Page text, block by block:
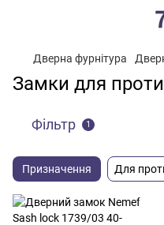
Дверна фурнітура
Замки для
Фільтр 1
Призначення Для